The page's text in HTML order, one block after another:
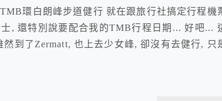
環白朗峰步道健行 就在跟旅行社搞定行程機
, 還特別說要配合我的TMB行程日期... 好吧...
到了Zermatt, 也上去少女峰, 卻沒有去健行, 只